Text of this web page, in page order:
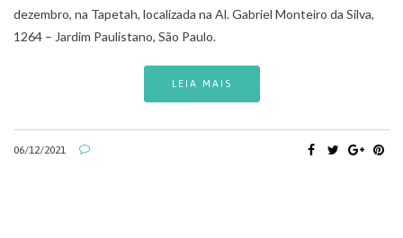
dezembro, na Tapetah, localizada na Al. Gabriel Monteiro da Silva,
1264 – Jardim Paulistano, São Paulo.
LEIA MAIS
06/12/2021